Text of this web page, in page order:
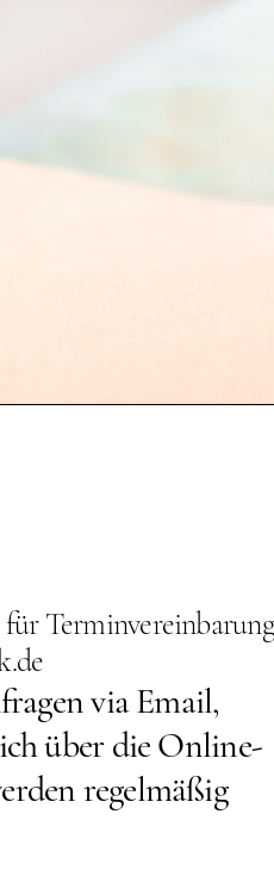
für Terminvereinbarung
via Email,
über die Online-
regelmäßig